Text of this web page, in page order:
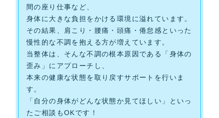
間の座り仕事など、
身体に大きな負担をかける環境に溢れています。
その結果、肩こり・腰痛・頭痛・倦怠感といった
慢性的な不調を抱える方が増えています。
当整体は、そんな不調の根本原因である「身体の
歪み」にアプローチし、
本来の健康な状態を取り戻すサポートを行いま
す。
「自分の身体がどんな状態か見てほしい」といっ
たご相談もOKです！